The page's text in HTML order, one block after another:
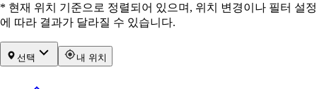
* 현재 위치 기준으로 정렬되어 있으며, 위치 변경이나 필터 설정
에 따라 결과가 달라질 수 있습니다.
선택 내 위치